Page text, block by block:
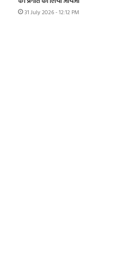
31 July 2026 - 12:12 PM